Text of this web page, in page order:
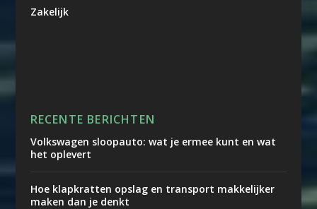
Zakelijk
RECENTE BERICHTEN
Volkswagen sloopauto: wat je ermee kunt en wat
het oplevert
Hoe klapkratten opslag en transport makkelijker
maken dan je denkt